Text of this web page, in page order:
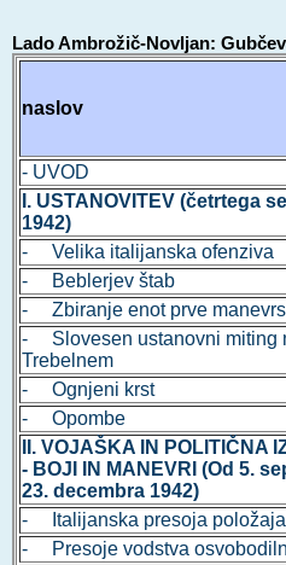
Lado Ambrožič-Novljan:
naslov
- UVOD
I. USTANOVITEV (četrtega
1942)
- Velika italijanska ofenziva
- Beblerjev štab
- Zbiranje enot prve
- Slovesen ustanovni miting
Trebelnem
- Ognjeni krst
- Opombe
II. VOJAŠKA IN POLITIČNA
- BOJI IN MANEVRI (Od 5.
23. decembra 1942)
- Italijanska presoja položaja
- Presoje vodstva